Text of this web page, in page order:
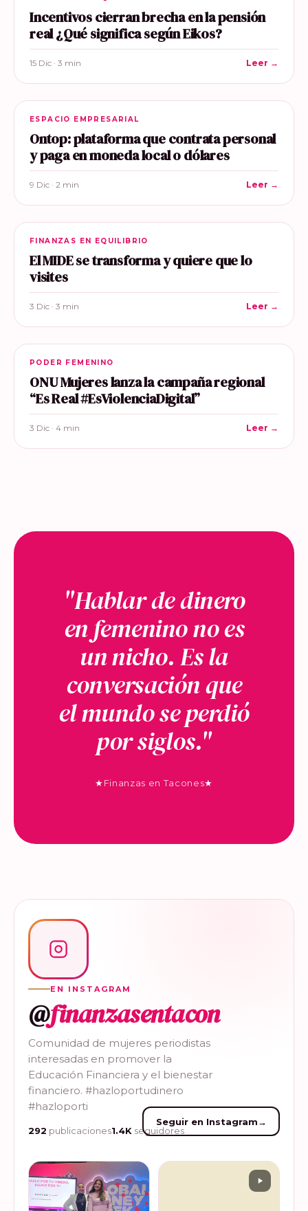
Incentivos cierran brecha en la pensión
real ¿Qué significa según Eikos?
15 Dic · 3 min Leer →
ESPACIO EMPRESARIAL
Ontop: plataforma que contrata personal
y paga en moneda local o dólares
9 Dic · 2 min Leer →
FINANZAS EN EQUILIBRIO
El MIDE se transforma y quiere que lo
visites
3 Dic · 3 min Leer →
PODER FEMENINO
ONU Mujeres lanza la campaña regional
“Es Real #EsViolenciaDigital”
3 Dic · 4 min Leer →
"Hablar de dinero
en femenino no es
un nicho. Es la
conversación que
el mundo se perdió
por siglos."
★Finanzas en Tacones★
EN INSTAGRAM
@finanzasentacon
Comunidad de mujeres periodistas
interesadas en promover la
Educación Financiera y el bienestar
financiero. #hazloportudinero
#hazloporti
292 publicaciones1.4K seguidores
Seguir en Instagram→